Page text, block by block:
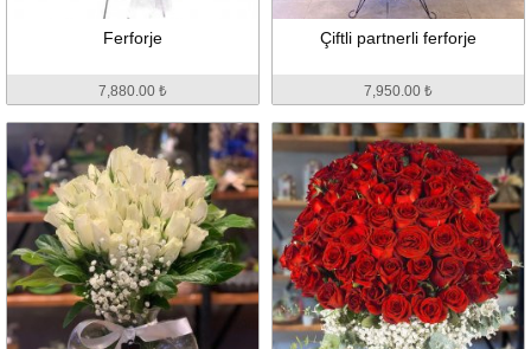
Ferforje
7,880.00 ₺
Çiftli partnerli ferforje
7,950.00 ₺